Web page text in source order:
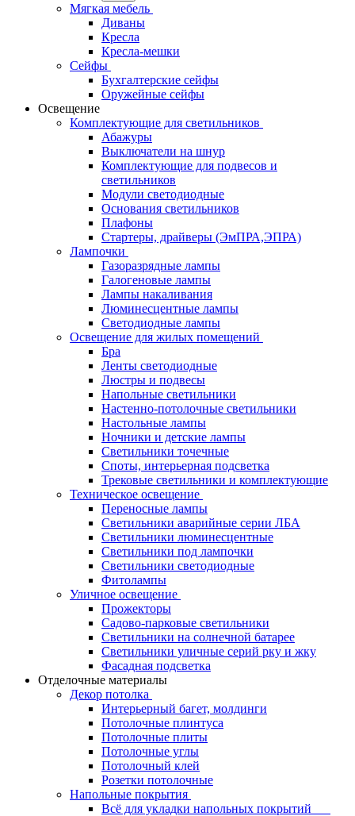
Мягкая мебель
Диваны
Кресла
Кресла-мешки
Сейфы
Бухгалтерские сейфы
Оружейные сейфы
Освещение
Комплектующие для светильников
Абажуры
Выключатели на шнур
Комплектующие для подвесов и
светильников
Модули светодиодные
Основания светильников
Плафоны
Стартеры, драйверы (ЭмПРА,ЭПРА)
Лампочки
Газоразрядные лампы
Галогеновые лампы
Лампы накаливания
Люминесцентные лампы
Светодиодные лампы
Освещение для жилых помещений
Бра
Ленты светодиодные
Люстры и подвесы
Напольные светильники
Настенно-потолочные светильники
Настольные лампы
Ночники и детские лампы
Светильники точечные
Споты, интерьерная подсветка
Трековые светильники и комплектующие
Техническое освещение
Переносные лампы
Светильники аварийные серии ЛБА
Светильники люминесцентные
Светильники под лампочки
Светильники светодиодные
Фитолампы
Уличное освещение
Прожекторы
Садово-парковые светильники
Светильники на солнечной батарее
Светильники уличные серий рку и жку
Фасадная подсветка
Отделочные материалы
Декор потолка
Интерьерный багет, молдинги
Потолочные плинтуса
Потолочные плиты
Потолочные углы
Потолочный клей
Розетки потолочные
Напольные покрытия
Всё для укладки напольных покрытий